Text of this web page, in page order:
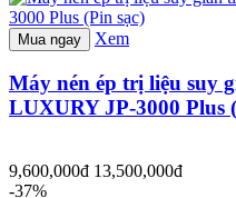
Mua ngay Xem
Máy nén ép trị liệu suy
LUXURY JP-3000 Plus
9,600,000đ 13,500,000đ
-37%